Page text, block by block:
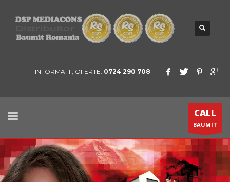
INFORMATII, OFERTE: 0724 290 708
CALL
BAUMIT